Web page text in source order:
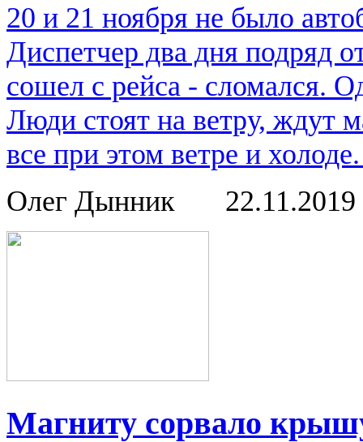
20 и 21 ноября не было
Диспетчер два дня подряд
сошел с рейса - сломался.
Люди стоят на ветру, ждут
все при этом ветре и
Олег Дынник
22.11.2019
Магниту сорвало